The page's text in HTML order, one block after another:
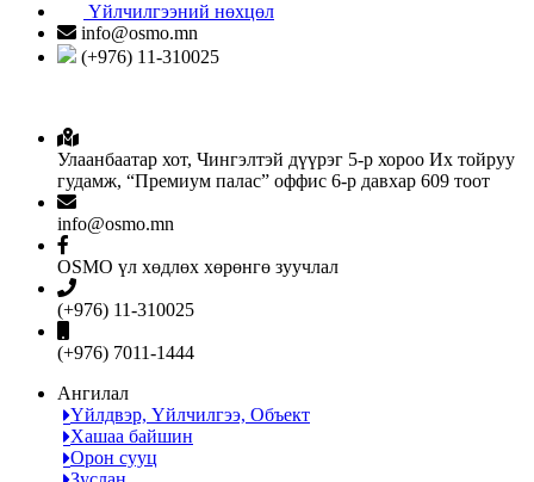
Үйлчилгээний нөхцөл
info@osmo.mn
(+976) 11-310025
Улаанбаатар хот, Чингэлтэй дүүрэг 5-р хороо Их тойруу
гудамж, “Премиум палас” оффис 6-р давхар 609 тоот
info@osmo.mn
OSMO үл хөдлөх хөрөнгө зуучлал
(+976) 11-310025
(+976) 7011-1444
Ангилал
Үйлдвэр, Үйлчилгээ, Объект
Хашаа байшин
Орон сууц